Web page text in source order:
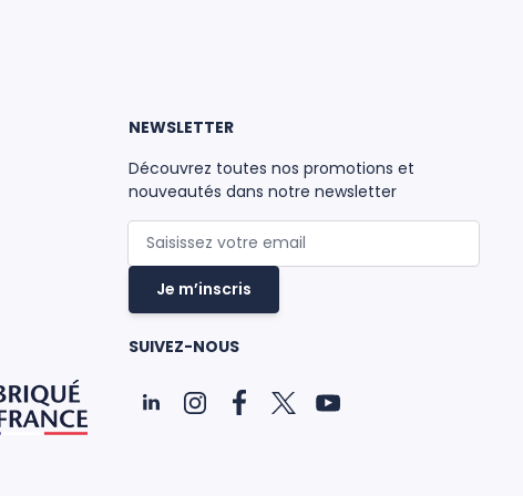
NEWSLETTER
Découvrez toutes nos promotions et
nouveautés dans notre newsletter
Adresse mail
Je m’inscris
SUIVEZ-NOUS